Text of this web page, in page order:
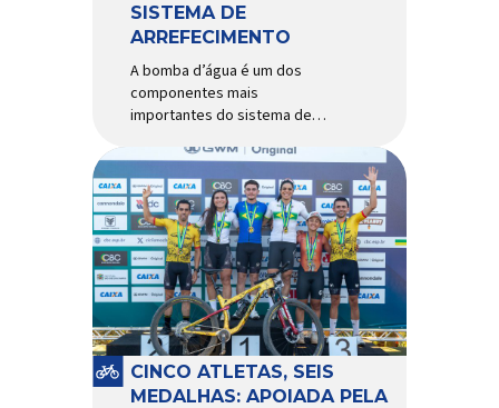
SISTEMA DE
ARREFECIMENTO
A bomba d’água é um dos
componentes mais
importantes do sistema de
garantir a circulação contínua
do líquido de arrefecimento
entre motor, radiador e demais
componentes do sistema,
controlando a temperatura de
operação e evitando
superaquecimentos. Por
trabalhar constantemente
enquanto o motor está em
funcionamento, a bomba
d’água exige não apenas […]
CINCO ATLETAS, SEIS
MEDALHAS: APOIADA PELA